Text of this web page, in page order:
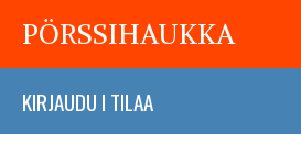
PÖRSSIHAUKKA
KIRJAUDU I TILAA